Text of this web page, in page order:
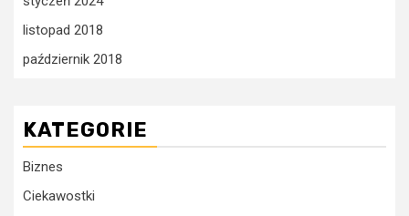
listopad 2018
październik 2018
KATEGORIE
Biznes
Ciekawostki